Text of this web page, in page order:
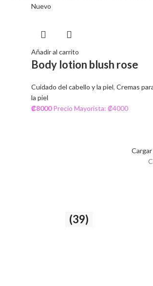
Nuevo
Añadir al carrito
Body lotion blush rose
Cuidado del cabello y la piel, Cremas
la piel
₡8000 Precio Mayorista: ₡4000
(39)